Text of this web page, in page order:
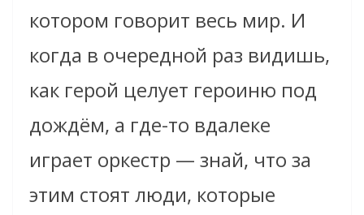
котором говорит весь мир. И
когда в очередной раз видишь,
как герой целует героиню под
дождём, а где-то вдалеке
играет оркестр — знай, что за
этим стоят люди, которые